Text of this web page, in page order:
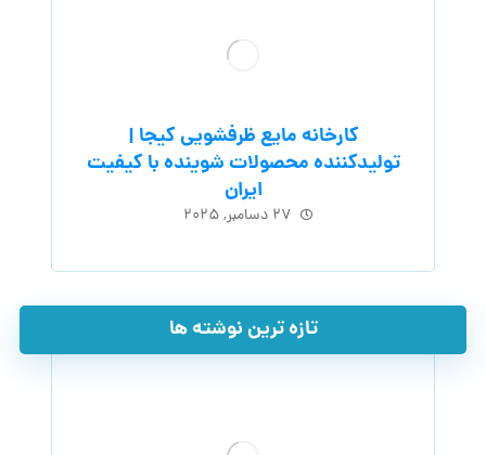
کارخانه مایع ظرفشویی کیجا |
تولیدکننده محصولات شوینده با کیفیت
ایران
۲۷ دسامبر, ۲۰۲۵
تازه ترین نوشته ها